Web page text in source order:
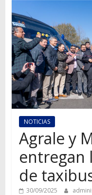
mundo
del
transporte
NOTICIAS
Agrale y
entregan
de
30/09/2025